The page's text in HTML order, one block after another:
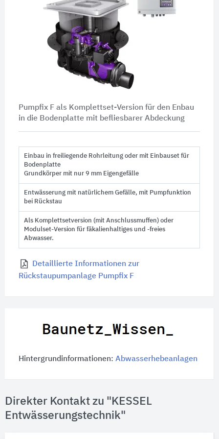
Pumpfix F als Komplettset-Version für den Enbau
in die Bodenplatte mit befliesbarer Abdeckung
Einbau in freiliegende Rohrleitung oder mit Einbauset für
Bodenplatte
Grundkörper mit nur 9 mm Eigengefälle
Entwässerung mit natürlichem Gefälle, mit Pumpfunktion
bei Rückstau
Als Komplettsetversion (mit Anschlussmuffen) oder
Modulset-Version für fäkalienhaltiges und -freies
Abwasser.
Detaillierte Informationen zur
Rückstaupumpanlage Pumpfix F
Hintergrundinformationen: Abwasserhebeanlagen
Direkter Kontakt zu "KESSEL
Entwässerungstechnik"